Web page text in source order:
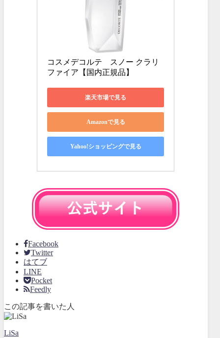
コスメデコルテ　スノー クラリ
ファイア【国内正規品】
楽天市場で見る
Amazonで見る
Yahoo!ショッピングで見る
Facebook
Twitter
はてブ
LINE
Pocket
Feedly
この記事を書いた人
LiSa